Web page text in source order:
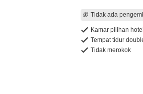
Tidak ada
Kamar pilihan hotel
Tempat tidur
Tidak merokok